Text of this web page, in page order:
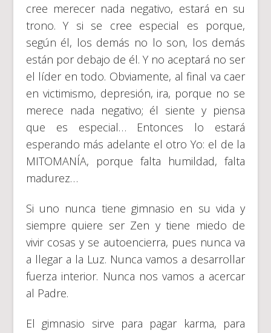
cree merecer nada negativo, estará en su
trono. Y si se cree especial es porque,
según él, los demás no lo son, los demás
están por debajo de él. Y no aceptará no ser
el líder en todo. Obviamente, al final va caer
en victimismo, depresión, ira, porque no se
merece nada negativo; él siente y piensa
que es especial… Entonces lo estará
esperando más adelante el otro Yo: el de la
MITOMANÍA, porque falta humildad, falta
madurez…
Si uno nunca tiene gimnasio en su vida y
siempre quiere ser Zen y tiene miedo de
vivir cosas y se autoencierra, pues nunca va
a llegar a la Luz. Nunca vamos a desarrollar
fuerza interior. Nunca nos vamos a acercar
al Padre.
El gimnasio sirve para pagar karma, para